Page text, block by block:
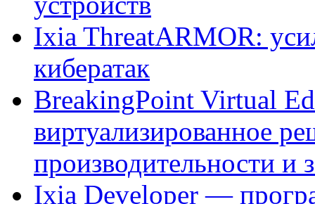
Ixia ThreatARMOR:
кибератак
BreakingPoint Virtual
виртуализированное
производительности и
Ixia Developer —